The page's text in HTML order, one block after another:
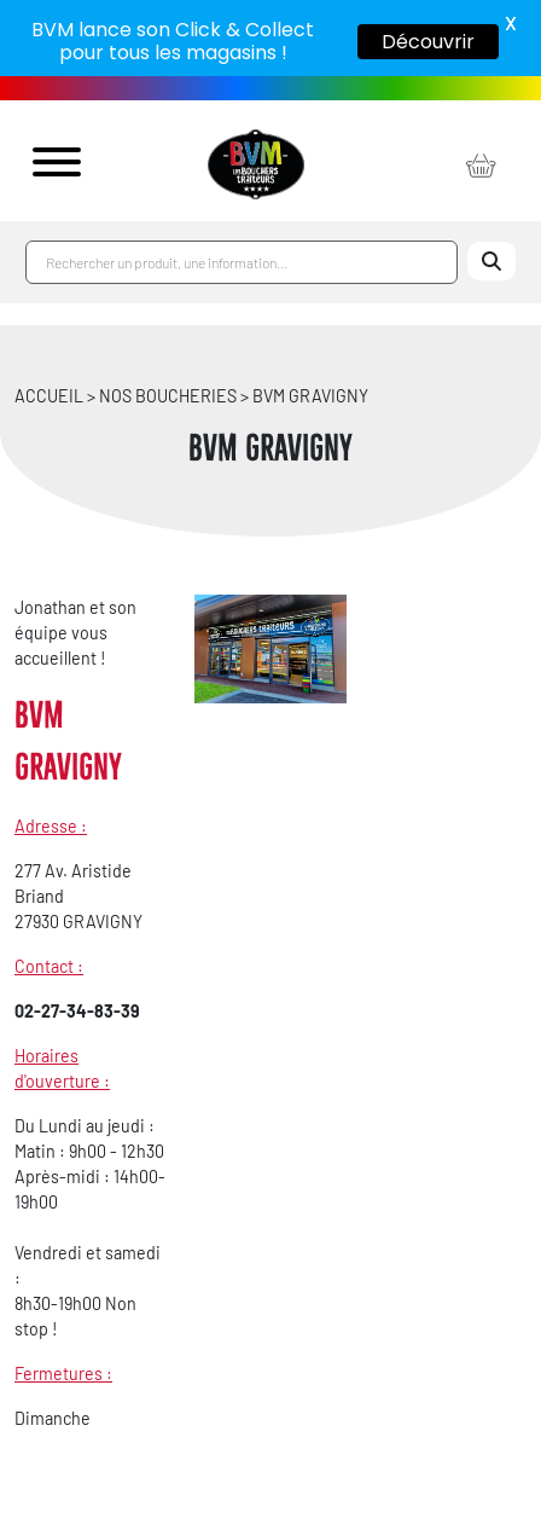
ACCUEIL > NOS BOUCHERIES > BVM GRAVIGNY
BVM GRAVIGNY
Jonathan et son
équipe vous
accueillent !
BVM
GRAVIGNY
Adresse :
277 Av. Aristide
Briand
27930 GRAVIGNY
Contact :
02-27-34-83-39
Horaires
d'ouverture :
Du Lundi au jeudi :
Matin : 9h00 - 12h30
Après-midi : 14h00-
19h00
Vendredi et samedi
:
8h30-19h00 Non
stop !
Fermetures :
Dimanche
BVM lance son Click & Collect
pour tous les magasins !
Découvrir
X